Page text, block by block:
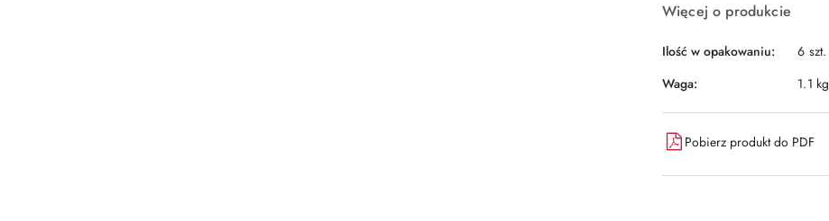
Więcej o produkcie
Ilość w opakowaniu:
6 szt.
Waga:
1.1 kg
Pobierz produkt do PDF